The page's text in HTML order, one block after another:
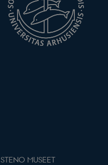
STENO MUSEET